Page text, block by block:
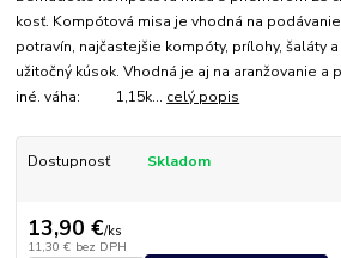
kosť. Kompótová misa je vhodná na
potravín, najčastejšie kompóty, prílohy, šaláty
užitočný kúsok. Vhodná je aj na aranžovanie a
iné. váha: 1,15k... celý popis
Dostupnosť Skladom
13,90 €/ks
11,30 € bez DPH